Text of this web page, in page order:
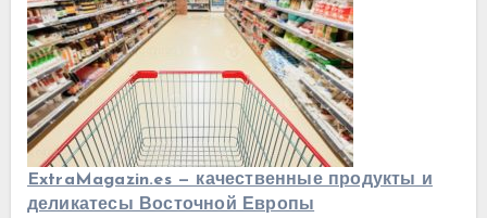
ExtraMagazin.es — качественные продукты и
деликатесы Восточной Европы